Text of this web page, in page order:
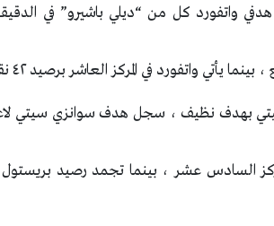
بهدف نظيف ، سجل هدف سوانزي سيتي